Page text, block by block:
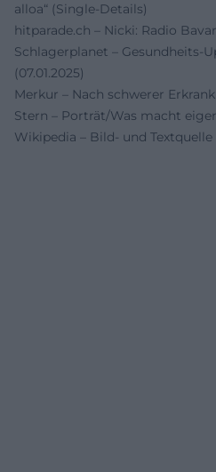
alloa“ (Single-Details)
hitparade.ch – Nicki: Radio
Schlagerplanet – Gesundheits-
(07.01.2025)
Merkur – Nach schwerer
Stern – Porträt/Was macht
Wikipedia – Bild- und Textquelle